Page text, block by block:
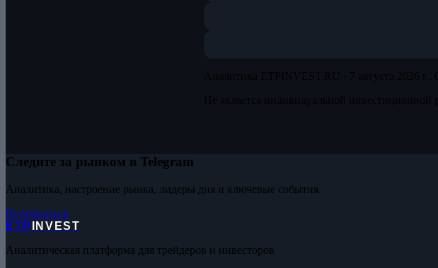
Следите за рынком в Telegram
Аналитика, настроение рынка, лидеры дня и ключевые события.
Подписаться
ETP
INVEST
Аналитическая платформа для трейдеров и инвесторов